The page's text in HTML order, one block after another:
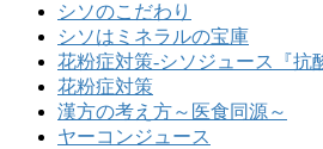
シソのこだわり
シソはミネラルの宝庫
花粉症対策-シソジュース『抗
花粉症対策
漢方の考え方～医食同源～
ヤーコンジュース